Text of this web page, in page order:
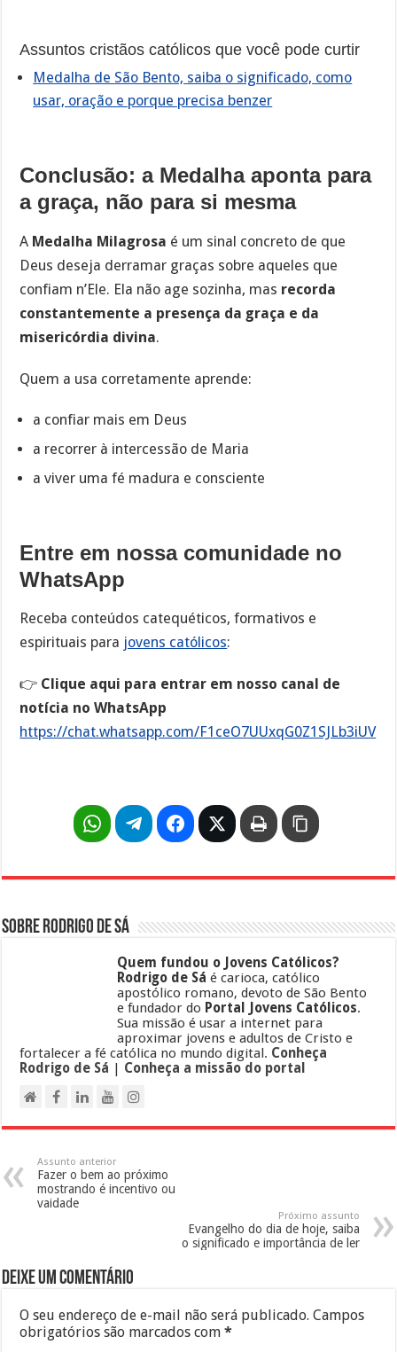
Assuntos cristãos católicos que você pode curtir
Medalha de São Bento, saiba o significado, como
usar, oração e porque precisa benzer
Conclusão: a Medalha aponta para
a graça, não para si mesma
A Medalha Milagrosa é um sinal concreto de que
Deus deseja derramar graças sobre aqueles que
confiam n’Ele. Ela não age sozinha, mas recorda
constantemente a presença da graça e da
misericórdia divina.
Quem a usa corretamente aprende:
a confiar mais em Deus
a recorrer à intercessão de Maria
a viver uma fé madura e consciente
Entre em nossa comunidade no
WhatsApp
Receba conteúdos catequéticos, formativos e
espirituais para jovens católicos:
👉 Clique aqui para entrar em nosso canal de
notícia no WhatsApp
https://chat.whatsapp.com/F1ceO7UUxqG0Z1SJLb3iUV
Sobre Rodrigo de Sá
Quem fundou o Jovens Católicos?
Rodrigo de Sá é carioca, católico
apostólico romano, devoto de São Bento
e fundador do Portal Jovens Católicos.
Sua missão é usar a internet para
aproximar jovens e adultos de Cristo e
fortalecer a fé católica no mundo digital. Conheça
Rodrigo de Sá | Conheça a missão do portal
Assunto anterior
Fazer o bem ao próximo
mostrando é incentivo ou
vaidade
Próximo assunto
Evangelho do dia de hoje, saiba
o significado e importância de ler
Deixe um comentário
O seu endereço de e-mail não será publicado. Campos
obrigatórios são marcados com*